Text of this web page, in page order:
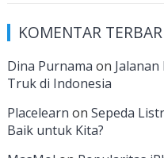
e
b
o
o
k
a
gr
a
m
k
e
dI
n
itt
er
KOMENTAR
Dina Purnama on
Truk di Indonesia
Placelearn on Sepeda
Baik untuk Kita?